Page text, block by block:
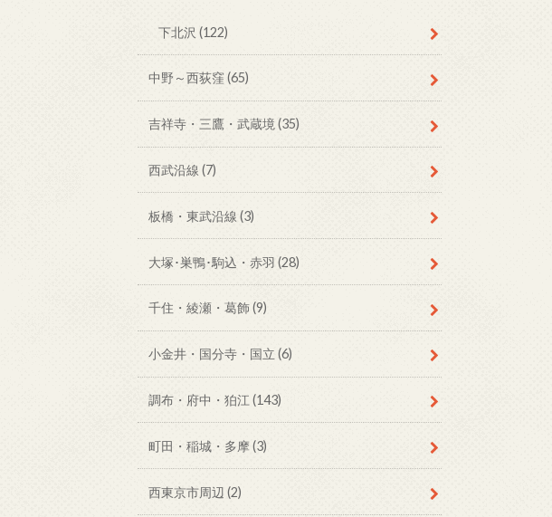
下北沢(122)
中野～西荻窪 (65)
吉祥寺・三鷹・武蔵境 (35)
西武沿線 (7)
板橋・東武沿線 (3)
大塚･巣鴨･駒込・赤羽 (28)
千住・綾瀬・葛飾(9)
小金井・国分寺・国立 (6)
調布・府中・狛江 (143)
町田・稲城・多摩 (3)
西東京市周辺 (2)